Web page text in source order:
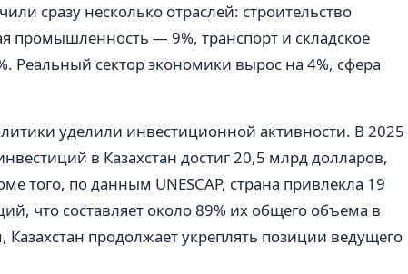
сразу несколько отраслей: строительство
промышленность — 9%, транспорт и складское
Реальный сектор экономики вырос на 4%, сфера
уделили инвестиционной активности. В 2025
в Казахстан достиг 20,5 млрд долларов,
того, по данным UNESCAP, страна привлекла 19
что составляет около 89% их общего объема в
продолжает укреплять позиции ведущего